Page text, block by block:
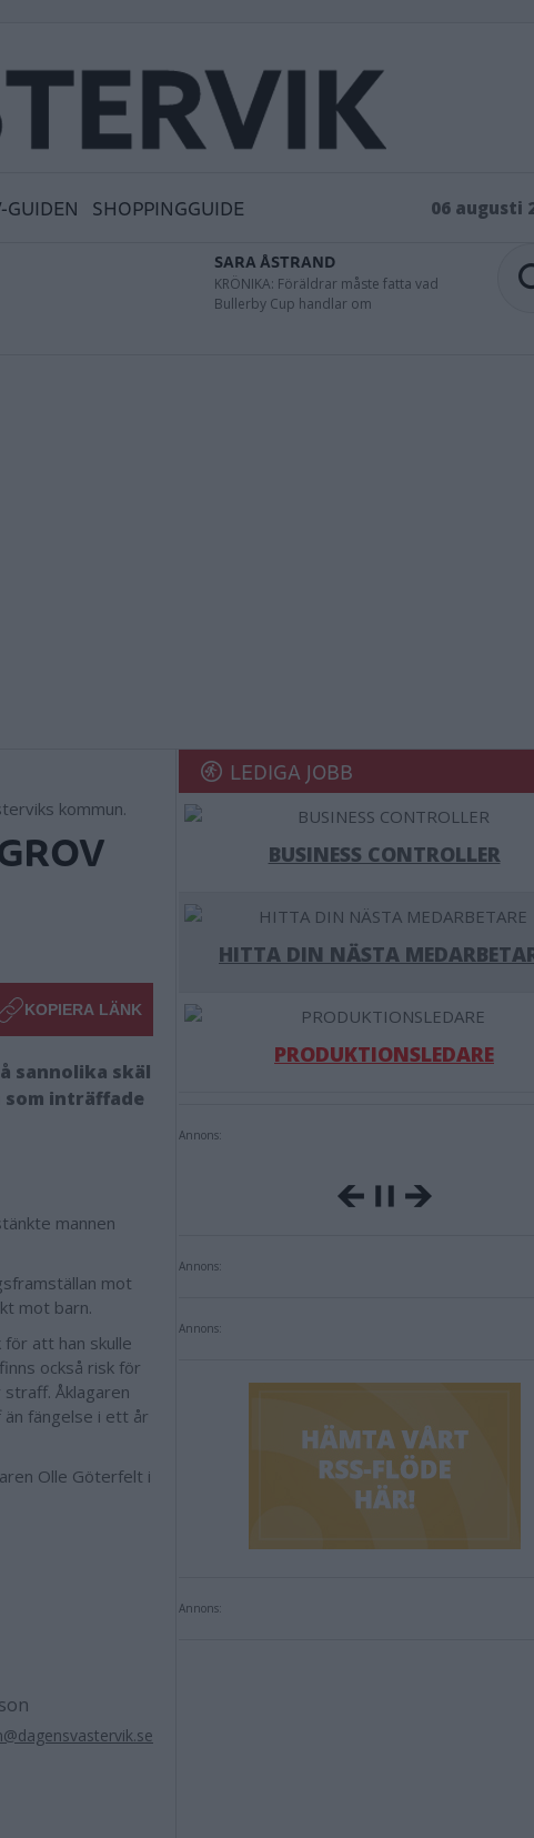
GUIDEN SHOPPINGGUIDE 06 augusti
SARA ÅSTRAND
KRÖNIKA: Föräldrar måste fatta vad
Bullerby Cup handlar om
kommun.
KOPIERA LÄNK
sannolika skäl
inträffade
mannen
mot
mot barn.
att han skulle
också risk för
Åklagaren
fängelse i ett år
Olle Göterfelt i
LEDIGA JOBB
BUSINESS CONTROLLER
HITTA DIN NÄSTA
PRODUKTIONSLEDARE
Annons:
Annons:
Annons:
Annons: